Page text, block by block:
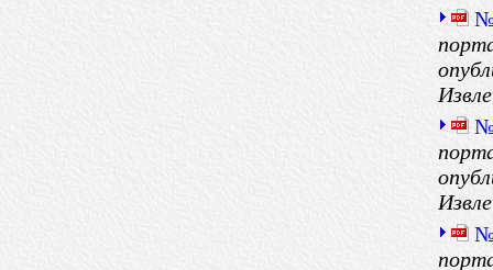
№
№
№